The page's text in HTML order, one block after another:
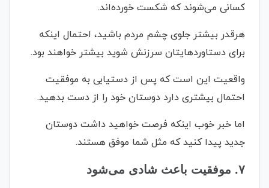
کسانی می‌شوند که شکست‌ خورده‌اند.
هرقدر بیشتر جلوی چشم مردم باشید، احتمال اینکه
برای دستاوردهایتان سرزنش شوید بیشتر خواهند بود.
واقعیت این است که پس از دستیابی به موفقیت
احتمال بیشتری دارد دوستان خود را از دست بدهید.
اما خبر خوب اینکه فرصت خواهید داشت دوستان
جدید پیدا کنید که مثل شما موفق هستند.
۷. موفقیت باعث شادی می‌شود